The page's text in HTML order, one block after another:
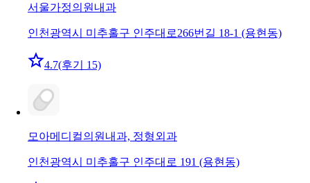
서울가정의원 내과
인천광역시 미추홀구 인주대로266번길 18-1 (용현동)
4.7(후기 15)
모아메디컬의원 내과, 정형외과
인천광역시 미추홀구 인주대로 191 (용현동)